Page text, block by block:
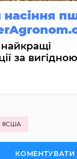
насіння
за вигідною
#США
КОМЕНТУВАТИ